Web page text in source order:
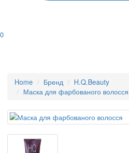
0
Home Бренд
H.Q.Beauty
Маска для фарбованого волосся